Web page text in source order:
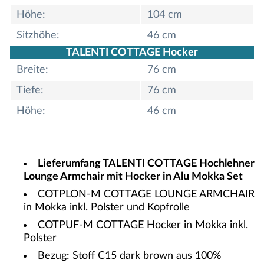
Höhe:
104 cm
Sitzhöhe:
46 cm
TALENTI COTTAGE Hocker
Breite:
76 cm
Tiefe:
76 cm
Höhe:
46 cm
Lieferumfang TALENTI COTTAGE Hochlehner
Lounge Armchair mit Hocker in Alu Mokka Set
COTPLON-M COTTAGE LOUNGE ARMCHAIR
in Mokka inkl. Polster und Kopfrolle
COTPUF-M COTTAGE Hocker in Mokka inkl.
Polster
Bezug: Stoff C15 dark brown aus 100%